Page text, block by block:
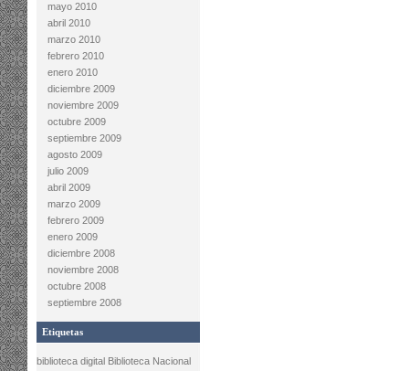
mayo 2010
abril 2010
marzo 2010
febrero 2010
enero 2010
diciembre 2009
noviembre 2009
octubre 2009
septiembre 2009
agosto 2009
julio 2009
abril 2009
marzo 2009
febrero 2009
enero 2009
diciembre 2008
noviembre 2008
octubre 2008
septiembre 2008
Etiquetas
biblioteca digital Biblioteca Nacional